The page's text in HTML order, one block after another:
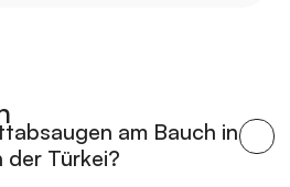
am Bauch in
der Türkei?